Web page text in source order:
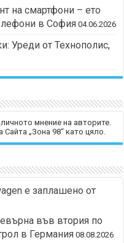
на смартфони – ето
в София 04.06.2026
Уреди от Технополис,
мнение на авторите.
„Зона 98“ като цяло.
е заплашено от
във втория по
в Германия 08.08.2026